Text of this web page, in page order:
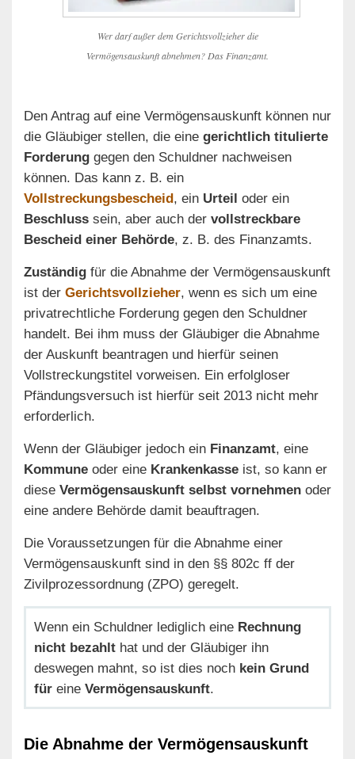
Wer darf außer dem Gerichtsvollzieher die
Vermögensauskunft abnehmen? Das Finanzamt.
Den Antrag auf eine Vermögensauskunft können nur
die Gläubiger stellen, die eine gerichtlich titulierte
Forderung gegen den Schuldner nachweisen
können. Das kann z. B. ein
Vollstreckungsbescheid, ein Urteil oder ein
Beschluss sein, aber auch der vollstreckbare
Bescheid einer Behörde, z. B. des Finanzamts.
Zuständig für die Abnahme der Vermögensauskunft
ist der Gerichtsvollzieher, wenn es sich um eine
privatrechtliche Forderung gegen den Schuldner
handelt. Bei ihm muss der Gläubiger die Abnahme
der Auskunft beantragen und hierfür seinen
Vollstreckungstitel vorweisen. Ein erfolgloser
Pfändungsversuch ist hierfür seit 2013 nicht mehr
erforderlich.
Wenn der Gläubiger jedoch ein Finanzamt, eine
Kommune oder eine Krankenkasse ist, so kann er
diese Vermögensauskunft selbst vornehmen oder
eine andere Behörde damit beauftragen.
Die Voraussetzungen für die Abnahme einer
Vermögensauskunft sind in den §§ 802c ff der
Zivilprozessordnung (ZPO) geregelt.
Wenn ein Schuldner lediglich eine Rechnung
nicht bezahlt hat und der Gläubiger ihn
deswegen mahnt, so ist dies noch kein Grund
für eine Vermögensauskunft.
Die Abnahme der Vermögensauskunft